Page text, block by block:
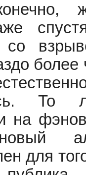
со
То
на
для